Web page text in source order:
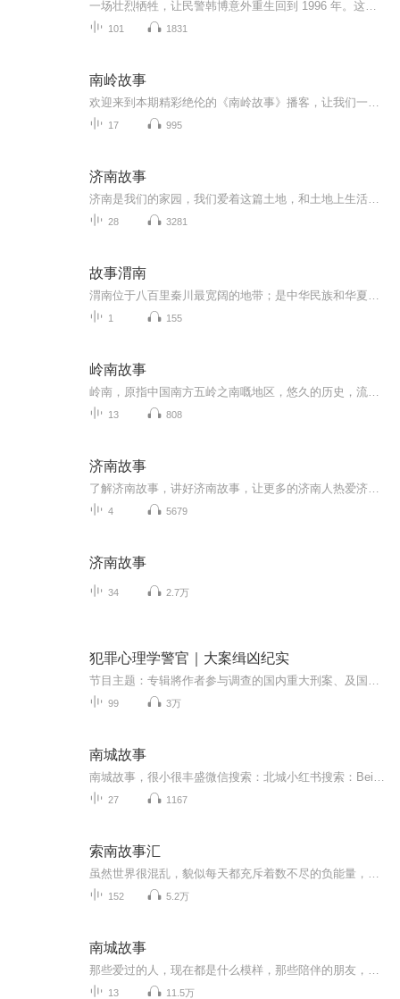
101 1831
南岭故事
17 995
济南故事
28 3281
故事渭南
1 155
岭南故事
13 808
济南故事
4 5679
济南故事
34 2.7万
犯罪心理学警官｜大案缉凶纪实
99 3万
南城故事
27 1167
索南故事汇
152 5.2万
南城故事
13 11.5万